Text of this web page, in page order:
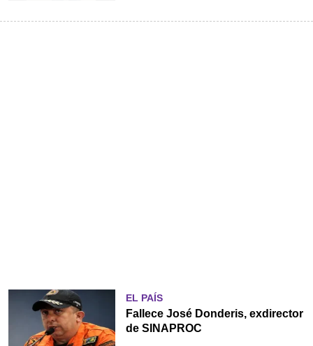
EL PAÍS
Fallece José Donderis, exdirector
de SINAPROC